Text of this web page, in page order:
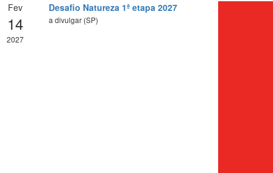
Fev
14
2027
Desafio Natureza 1ª etapa 2027
a divulgar (SP)